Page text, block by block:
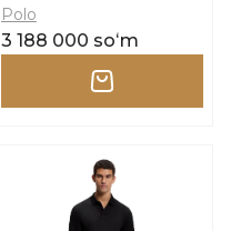
Polo
3 188 000 soʻm